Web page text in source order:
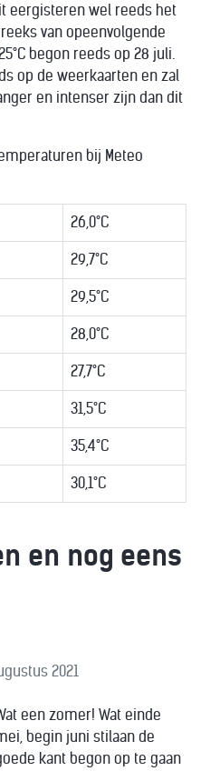
eergisteren wel reeds het
van opeenvolgende
begon reeds op 28 juli.
op de weerkaarten en zal
en intenser zijn dan dit
bij Meteo
26,0°C
29,7°C
29,5°C
28,0°C
27,7°C
31,5°C
35,4°C
30,1°C
en nog eens
2021
een zomer! Wat einde
begin juni stilaan de
kant begon op te gaan